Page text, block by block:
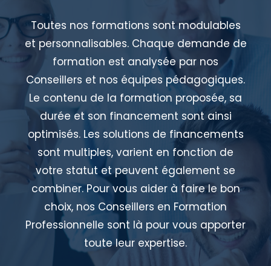
Toutes nos formations sont modulables
et personnalisables. Chaque demande de
formation est analysée par nos
Conseillers et nos équipes pédagogiques.
Le contenu de la formation proposée, sa
durée et son financement sont ainsi
optimisés. Les solutions de financements
sont multiples, varient en fonction de
votre statut et peuvent également se
combiner. Pour vous aider à faire le bon
choix, nos Conseillers en Formation
Professionnelle sont là pour vous apporter
toute leur expertise.